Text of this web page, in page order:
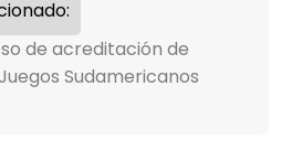
de acreditación de
Sudamericanos